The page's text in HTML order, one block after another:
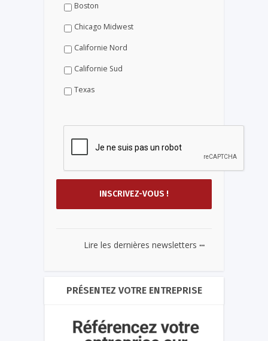
Boston
Chicago Midwest
Californie Nord
Californie Sud
Texas
Lire les dernières newsletters ...
PRÉSENTEZ VOTRE ENTREPRISE